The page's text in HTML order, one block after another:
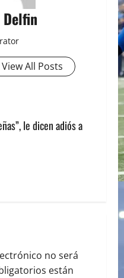
View All Posts
le dicen adiós a
no será
están